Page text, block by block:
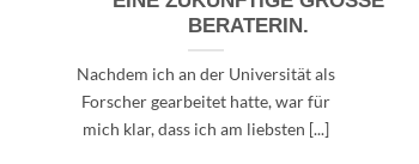
BERATERIN.
Nachdem ich an der Universität als
Forscher gearbeitet hatte, war für
mich klar, dass ich am liebsten [...]